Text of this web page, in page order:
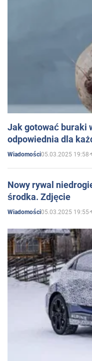
Jak gotować buraki
odpowiednia dla
Wiadomości05.03.2025 19:58
Nowy rywal
środka. Zdjęcie
Wiadomości05.03.2025 19:55